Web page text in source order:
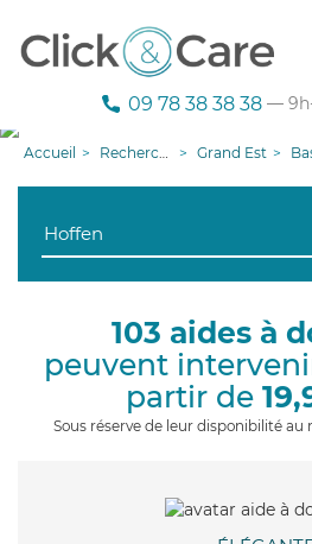
09 78 38 38 38 —
Accueil Recherche aide à domicile Grand Est
103 aides à
peuvent
partir de
Sous réserve de leur disponibilité